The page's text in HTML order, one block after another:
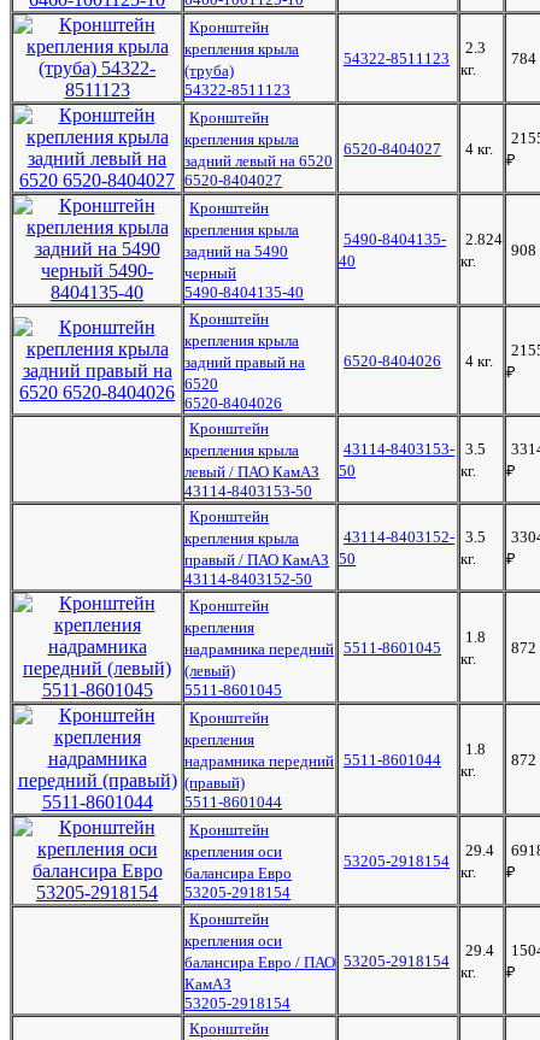
Кронштейн
крепления крыла
(труба)
54322-8511123
54322-8511123
2.3
кг.
784
Кронштейн
крепления крыла
задний левый на 6520
6520-8404027
6520-8404027 4 кг.
₽
Кронштейн
крепления крыла
задний на 5490
черный
5490-8404135-40
5490-8404135-
40
2.824
кг.
908
Кронштейн
крепления крыла
задний правый на
6520
6520-8404026
6520-8404026 4 кг.
₽
Кронштейн
крепления крыла
левый / ПАО КамАЗ
43114-8403153-50
43114-8403153-
50
3.5
кг.
₽
Кронштейн
крепления крыла
правый / ПАО КамАЗ
43114-8403152-50
43114-8403152-
50
3.5
кг.
₽
Кронштейн
крепления
надрамника передний
(левый)
5511-8601045
5511-8601045
1.8
кг.
872
Кронштейн
крепления
надрамника передний
(правый)
5511-8601044
5511-8601044
1.8
кг.
872
Кронштейн
крепления оси
балансира Евро
53205-2918154
53205-2918154
29.4
кг.
₽
Кронштейн
крепления оси
балансира Евро / ПАО
КамАЗ
53205-2918154
53205-2918154
29.4
кг.
₽
Кронштейн